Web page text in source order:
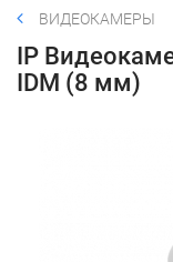
ВИДЕОКАМЕРЫ
IP
IDM (8 мм)